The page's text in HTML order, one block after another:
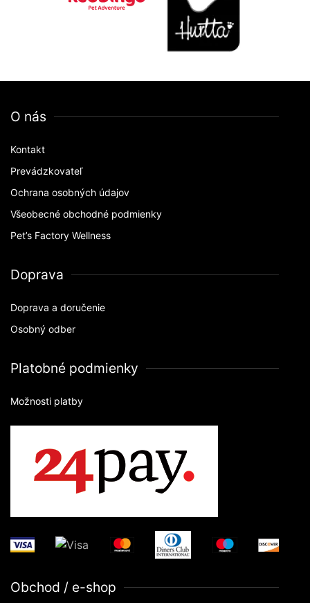
O nás
Kontakt
Prevádzkovateľ
Ochrana osobných údajov
Všeobecné obchodné podmienky
Pet’s Factory Wellness
Doprava
Doprava a doručenie
Osobný odber
Platobné podmienky
Možnosti platby
Obchod / e-shop